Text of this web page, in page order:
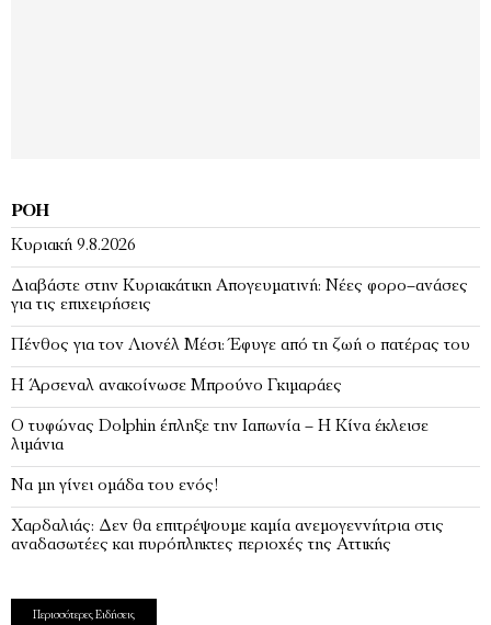
ΡΟΉ
Κυριακή 9.8.2026
Διαβάστε στην Κυριακάτικη Απογευματινή: Νέες φορο–ανάσες
για τις επιχειρήσεις
Πένθος για τον Λιονέλ Μέσι: Έφυγε από τη ζωή ο πατέρας του
Η Άρσεναλ ανακοίνωσε Μπρούνο Γκιμαράες
Ο τυφώνας Dolphin έπληξε την Ιαπωνία – H Κίνα έκλεισε
λιμάνια
Να μη γίνει ομάδα του ενός!
Χαρδαλιάς: Δεν θα επιτρέψουμε καμία ανεμογεννήτρια στις
αναδασωτέες και πυρόπληκτες περιοχές της Αττικής
Περισσότερες Ειδήσεις